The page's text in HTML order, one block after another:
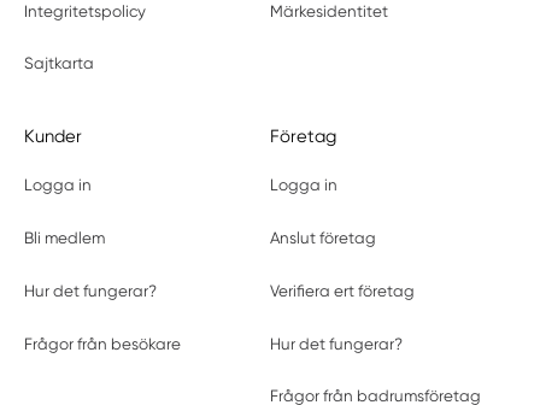
Integritetspolicy Märkesidentitet
Sajtkarta
Kunder
Logga in
Bli medlem
Hur det fungerar?
Frågor från besökare
Företag
Logga in
Anslut företag
Verifiera ert företag
Hur det fungerar?
Frågor från badrumsföretag